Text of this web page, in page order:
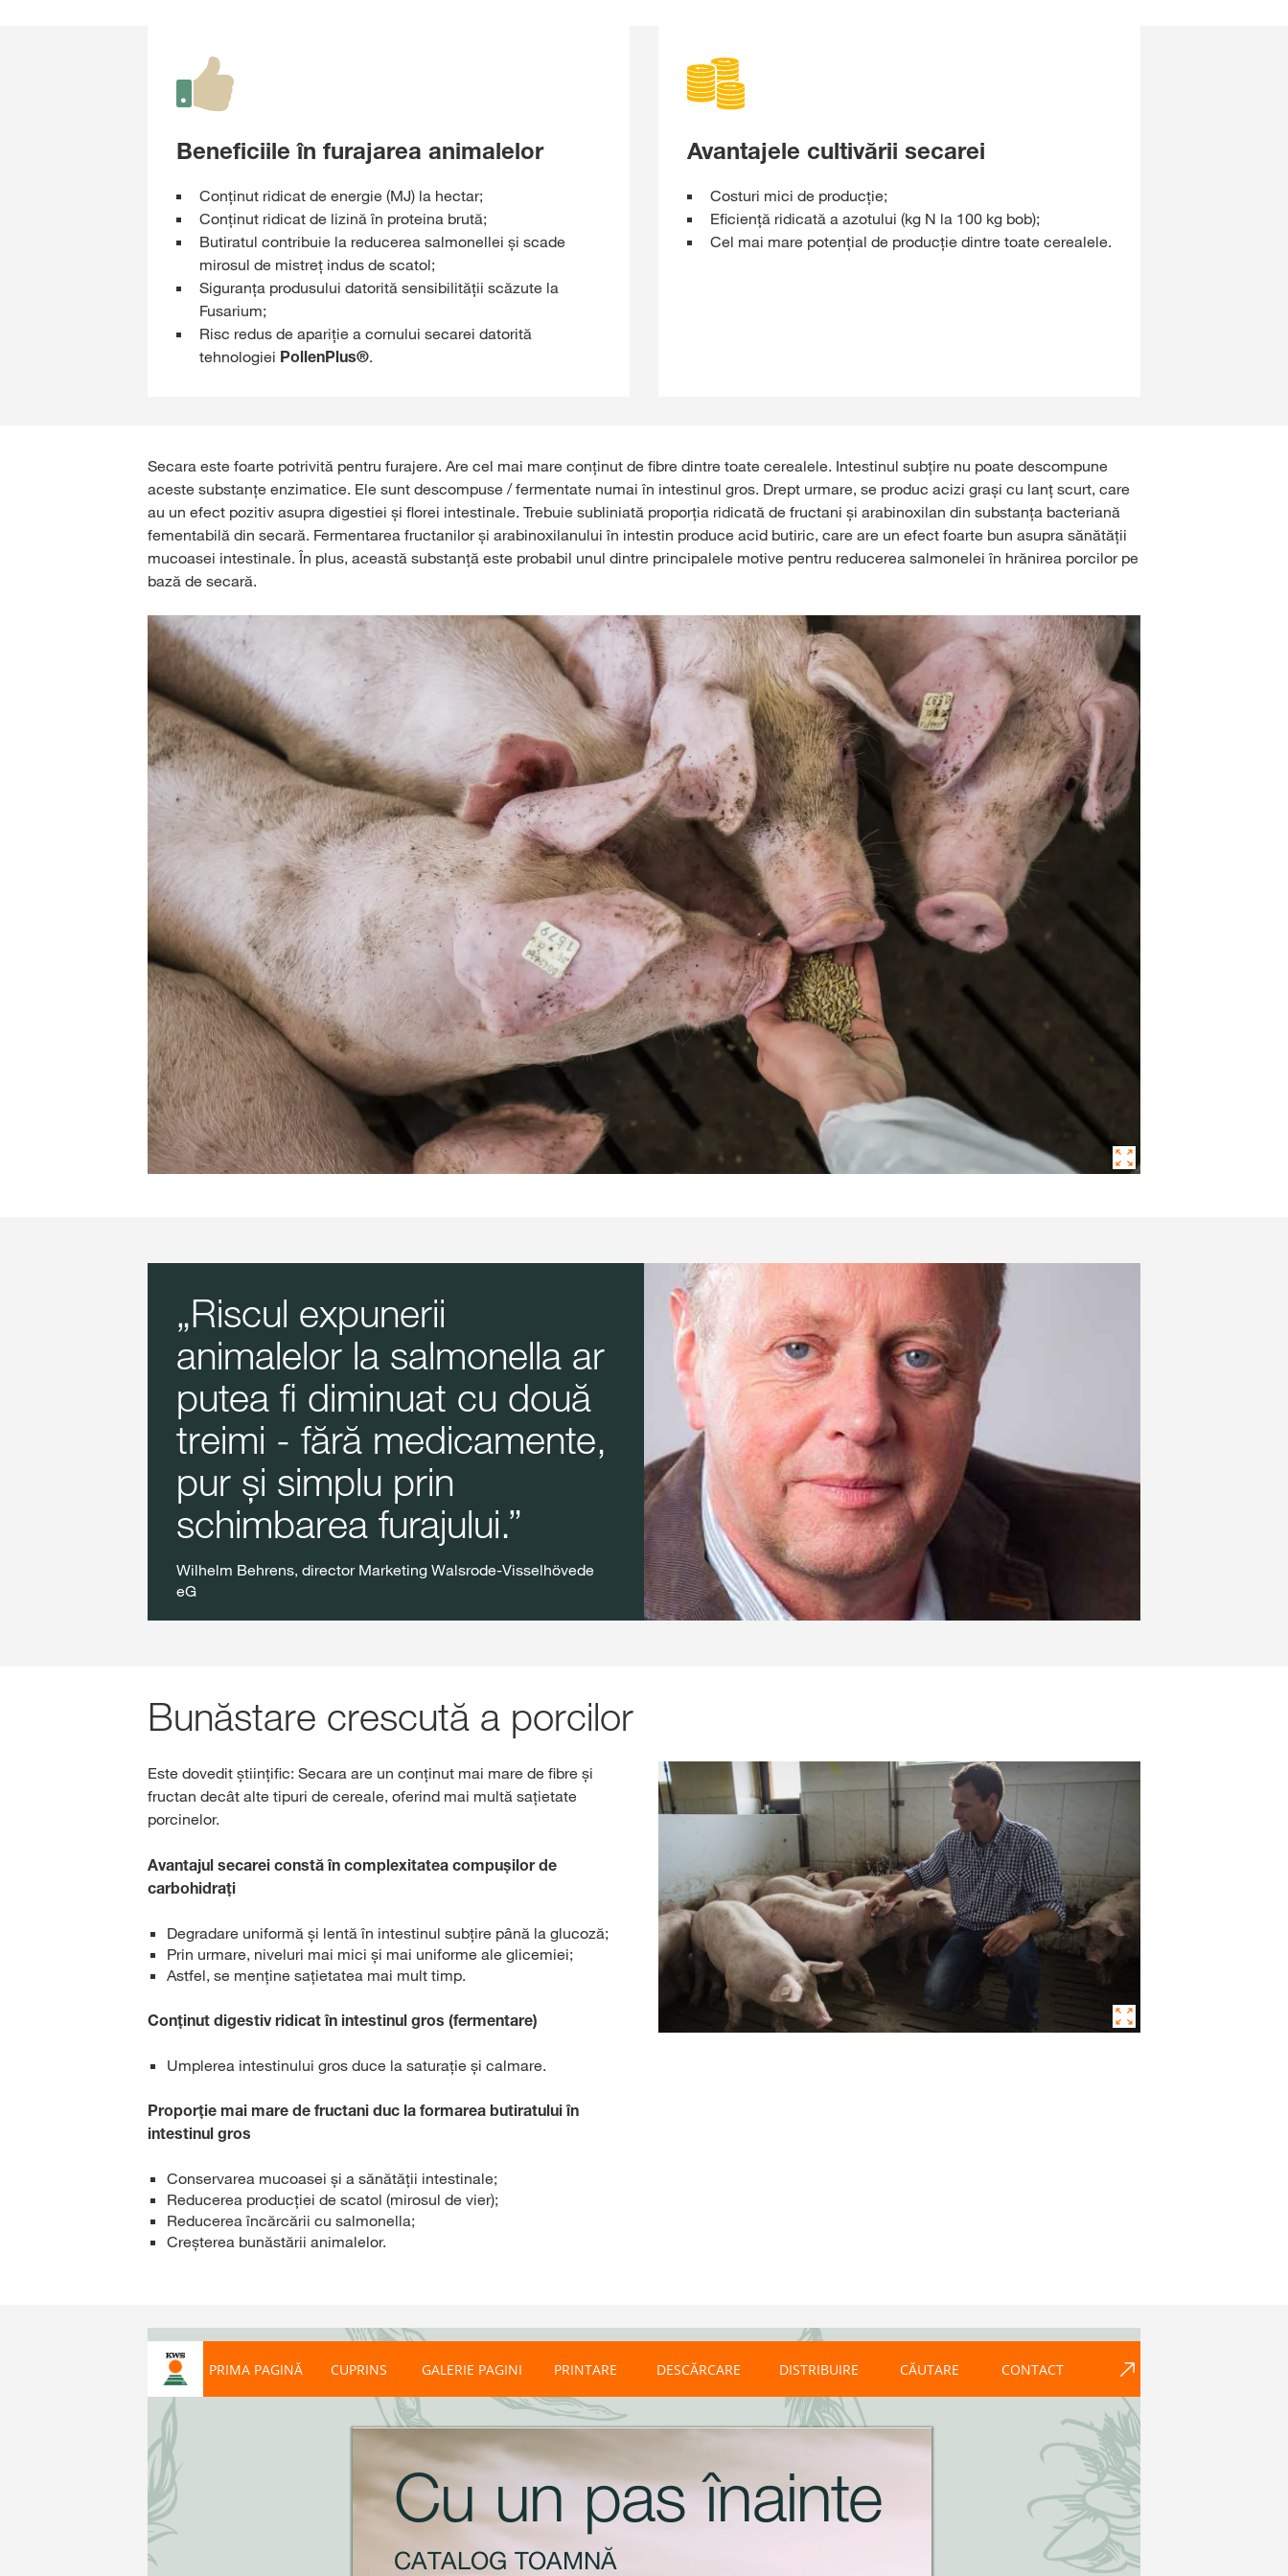
Beneficiile în furajarea animalelor
Conținut ridicat de energie (MJ) la hectar;
Conținut ridicat de lizină în proteina brută;
Butiratul contribuie la reducerea salmonellei şi scade
mirosul de mistreț indus de scatol;
Siguranța produsului datorită sensibilității scăzute la
Fusarium;
Risc redus de apariție a cornului secarei datorită
tehnologiei PollenPlus®.
Avantajele cultivării secarei
Costuri mici de producție;
Eficiență ridicată a azotului (kg N la 100 kg bob);
Cel mai mare potențial de producție dintre toate cerealele.
Secara este foarte potrivită pentru furajere. Are cel mai mare conținut de fibre dintre toate cerealele. Intestinul subțire nu poate descompune
aceste substanțe enzimatice. Ele sunt descompuse / fermentate numai în intestinul gros. Drept urmare, se produc acizi grași cu lanț scurt, care
au un efect pozitiv asupra digestiei și florei intestinale. Trebuie subliniată proporția ridicată de fructani și arabinoxilan din substanța bacteriană
fementabilă din secară. Fermentarea fructanilor și arabinoxilanului în intestin produce acid butiric, care are un efect foarte bun asupra sănătății
mucoasei intestinale. În plus, această substanță este probabil unul dintre principalele motive pentru reducerea salmonelei în hrănirea porcilor pe
bază de secară.
Riscul expunerii
animalelor la salmonella ar
putea fi diminuat cu două
treimi - fără medicamente,
pur și simplu prin
schimbarea furajului.
Wilhelm Behrens, director Marketing Walsrode-Visselhövede
eG
Bunăstare crescută a porcilor
Este dovedit științific: Secara are un conținut mai mare de fibre și
fructan decât alte tipuri de cereale, oferind mai multă sațietate
porcinelor.
Avantajul secarei constă în complexitatea compușilor de
carbohidrați
Degradare uniformă și lentă în intestinul subțire până la glucoză;
Prin urmare, niveluri mai mici și mai uniforme ale glicemiei;
Astfel, se menţine sațietatea mai mult timp.
Conținut digestiv ridicat în intestinul gros (fermentare)
Umplerea intestinului gros duce la saturație și calmare.
Proporție mai mare de fructani duc la formarea butiratului în
intestinul gros
Conservarea mucoasei și a sănătății intestinale;
Reducerea producției de scatol (mirosul de vier);
Reducerea încărcării cu salmonella;
Creşterea bunăstării animalelor.